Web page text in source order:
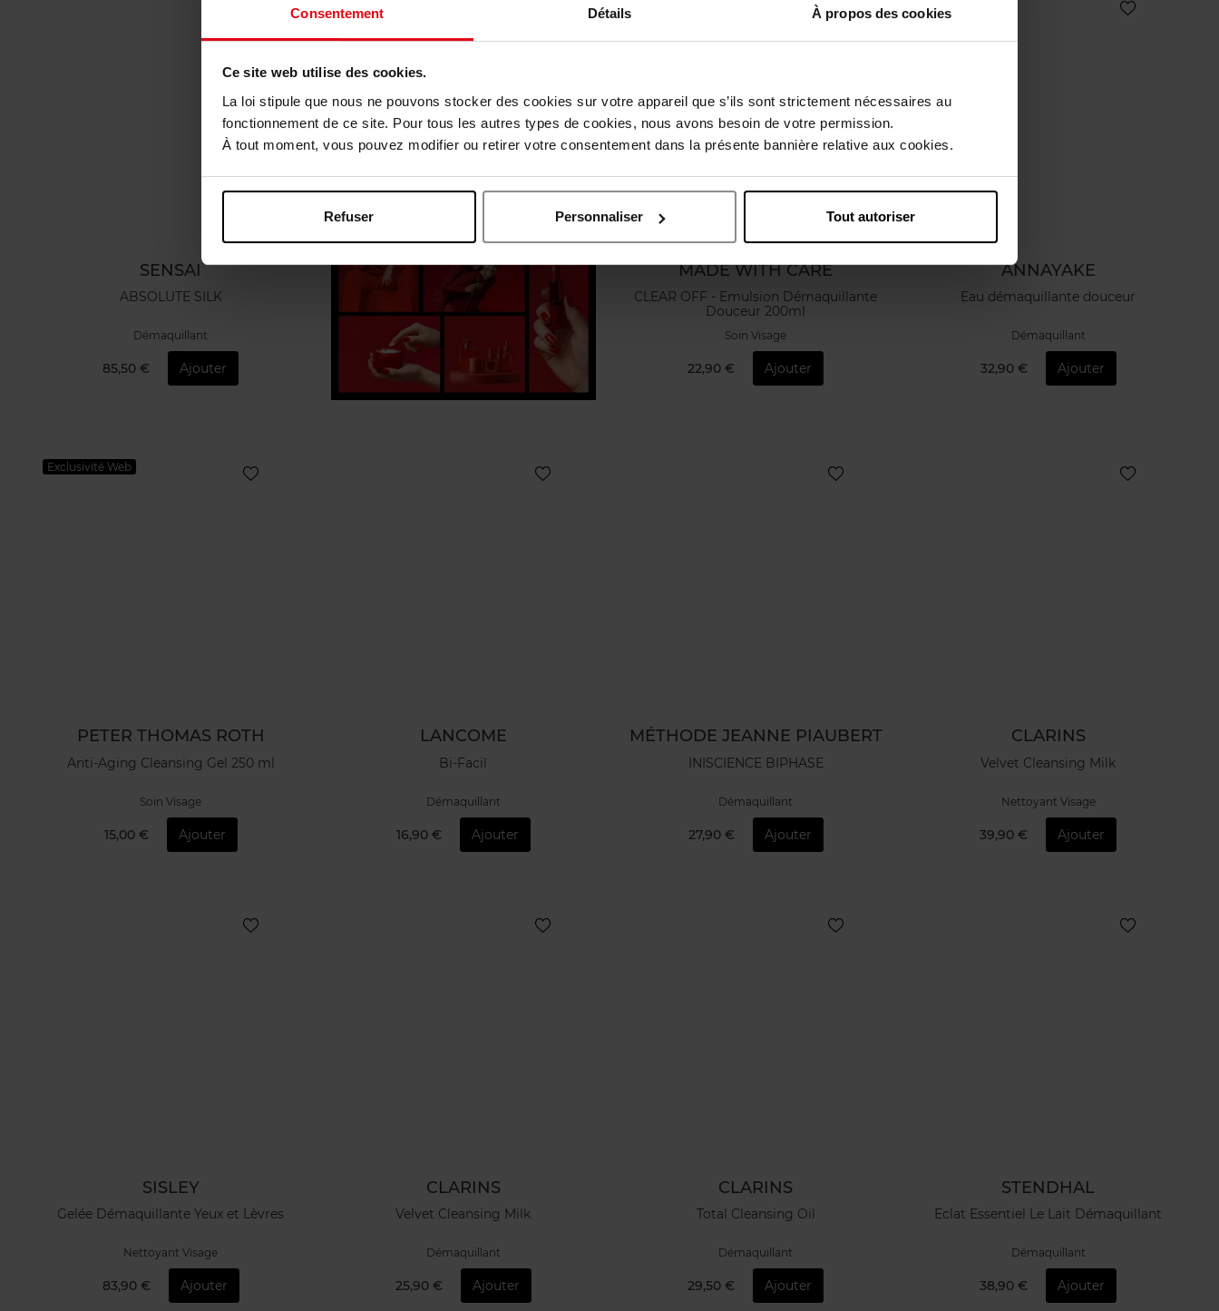
Consentement Détails À propos des cookies
Ce site web utilise des cookies.
La loi stipule que nous ne pouvons stocker des cookies sur votre appareil que s’ils sont strictement nécessaires au
fonctionnement de ce site. Pour tous les autres types de cookies, nous avons besoin de votre permission.
À tout moment, vous pouvez modifier ou retirer votre consentement dans la présente bannière relative aux cookies.
Refuser Personnaliser Tout autoriser
SENSAI
ABSOLUTE SILK
Démaquillant
85,50 € Ajouter
MADE WITH CARE
CLEAR OFF - Emulsion Démaquillante
Douceur 200ml
Soin Visage
22,90 € Ajouter
ANNAYAKE
Eau démaquillante douceur
Démaquillant
32,90 € Ajouter
Exclusivité Web
PETER THOMAS ROTH
Anti-Aging Cleansing Gel 250 ml
Soin Visage
15,00 € Ajouter
LANCOME
Bi-Facil
Démaquillant
16,90 € Ajouter
MÉTHODE JEANNE PIAUBERT
INISCIENCE BIPHASE
Démaquillant
27,90 € Ajouter
CLARINS
Velvet Cleansing Milk
Nettoyant Visage
39,90 € Ajouter
SISLEY
Gelée Démaquillante Yeux et Lèvres
Nettoyant Visage
83,90 € Ajouter
CLARINS
Velvet Cleansing Milk
Démaquillant
25,90 € Ajouter
CLARINS
Total Cleansing Oil
Démaquillant
29,50 € Ajouter
STENDHAL
Eclat Essentiel Le Lait Démaquillant
Démaquillant
38,90 € Ajouter